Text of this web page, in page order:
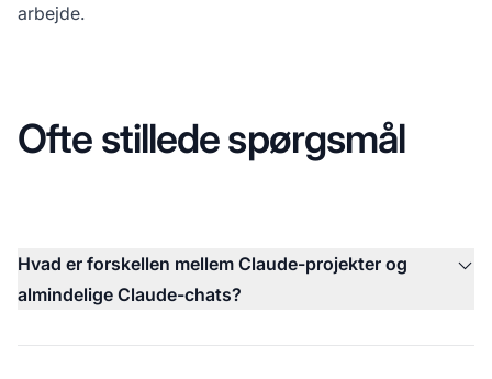
arbejde.
Ofte stillede spørgsmål
Hvad er forskellen mellem Claude-projekter og
almindelige Claude-chats?